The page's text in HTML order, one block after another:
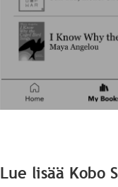
Lue lisää Kobo